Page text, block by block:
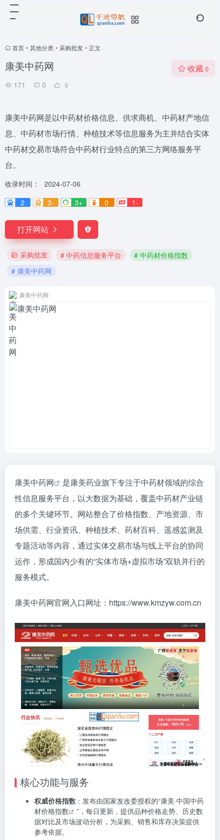
首页 • 其他分类 • 采购批发 • 正文
康美中药网
171 0 0
收藏 0
康美中药网是以中药材价格信息、供求商机、中药材产地信
息、中药材市场行情、种植技术等信息服务为主并结合实体
中药材交易市场符合中药材行业特点的第三方网络服务平
台。
收录时间：
2024-07-06
2
3- 3+ 0 1-
打开网站
采购批发 # 中药信息服务平台
# 中药材价格指数
# 康美中药网
康美中药网
康美中药网
是康美药业旗下专注于中药材领域的综合
性信息服务平台，以大数据为基础，覆盖中药材产业链
的多个关键环节。网站整合了价格指数、产地资源、市
场供需、行业资讯、种植技术、药材百科、遥感监测及
专题活动等内容，通过实体交易市场与线上平台的协同
运作，形成国内少有的“实体市场+虚拟市场”双轨并行的
服务模式。
康美中药网官网入口网址：https://www.kmzyw.com.cn
核心功能与服务
权威价格指数 ：发布由国家发改委授权的“康美·中国中药
材价格指数
”，每日更新，提供品种价格走势、历史数
据对比及市场波动分析，为采购、销售和库存决策提供
参考依据。